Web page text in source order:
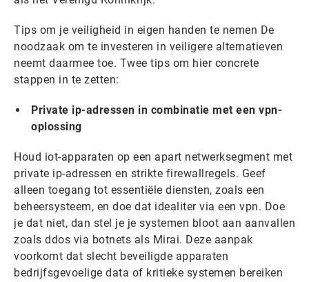
Tips om je veiligheid in eigen handen te nemen De
noodzaak om te investeren in veiligere alternatieven
neemt daarmee toe. Twee tips om hier concrete
stappen in te zetten:
Private ip-adressen in combinatie met een vpn-
oplossing
Houd iot-apparaten op een apart netwerksegment met
private ip-adressen en strikte firewallregels. Geef
alleen toegang tot essentiële diensten, zoals een
beheersysteem, en doe dat idealiter via een vpn. Doe
je dat niet, dan stel je je systemen bloot aan aanvallen
zoals ddos via botnets als Mirai. Deze aanpak
voorkomt dat slecht beveiligde apparaten
bedrijfsgevoelige data of kritieke systemen bereiken